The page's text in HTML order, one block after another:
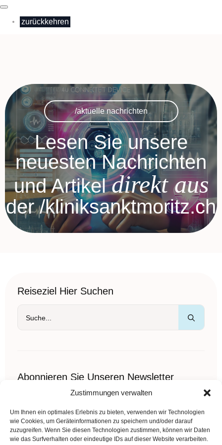
Zustimmungen verwalten
Um Ihnen ein optimales Erlebnis zu bieten, verwenden wir Technologien
wie Cookies, um Geräteinformationen zu speichern und/oder darauf
zuzugreifen. Wenn Sie diesen Technologien zustimmen, können wir Daten
wie das Surfverhalten oder eindeutige IDs auf dieser Website verarbeiten.
zurückkehren
/aktuelle nachrichten
Lesen Sie unsere
neuesten Nachrichten
und Artikel direkt aus
der /kliniksanktmoritz.ch
Reiseziel Hier Suchen
Abonnieren Sie Unseren Newsletter
Sed imperdiet velit ornare semper pellentesque sem vitae
Name
*